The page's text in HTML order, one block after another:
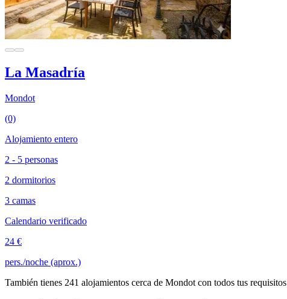
La Masadría
Mondot
(0)
Alojamiento entero
2 - 5 personas
2 dormitorios
3 camas
Calendario verificado
24 €
pers./noche (aprox.)
También tienes 241 alojamientos cerca de Mondot con todos tus requisitos